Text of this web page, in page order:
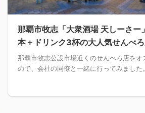
那覇市牧志「大衆酒場 天しーさー
本＋ドリンク3杯の大人気せんべろ
那覇市牧志公設市場近くのせんべろ店をオ
ので、会社の同僚と一緒に行ってみました